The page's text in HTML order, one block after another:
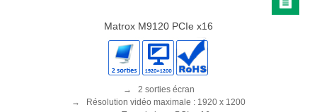
Matrox M9120 PCIe x16
→ 2 sorties écran
→ Résolution vidéo maximale : 1920 x 1200